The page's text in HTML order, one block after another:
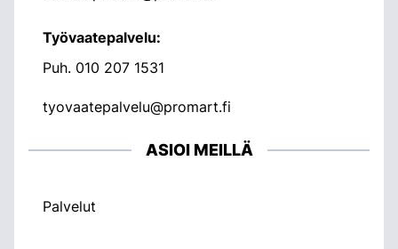
Työvaatepalvelu:
Puh. 010 207 1531
tyovaatepalvelu@promart.fi
ASIOI MEILLÄ
Palvelut